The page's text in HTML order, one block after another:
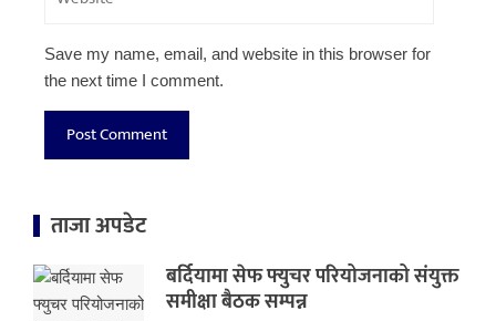
Save my name, email, and website in this browser for
the next time I comment.
ताजा अपडेट
बर्दियामा सेफ फ्युचर परियोजनाको संयुक्त
समीक्षा बैठक सम्पन्न